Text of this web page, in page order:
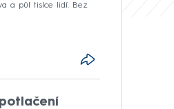
a půl tisíce lidí. Bez